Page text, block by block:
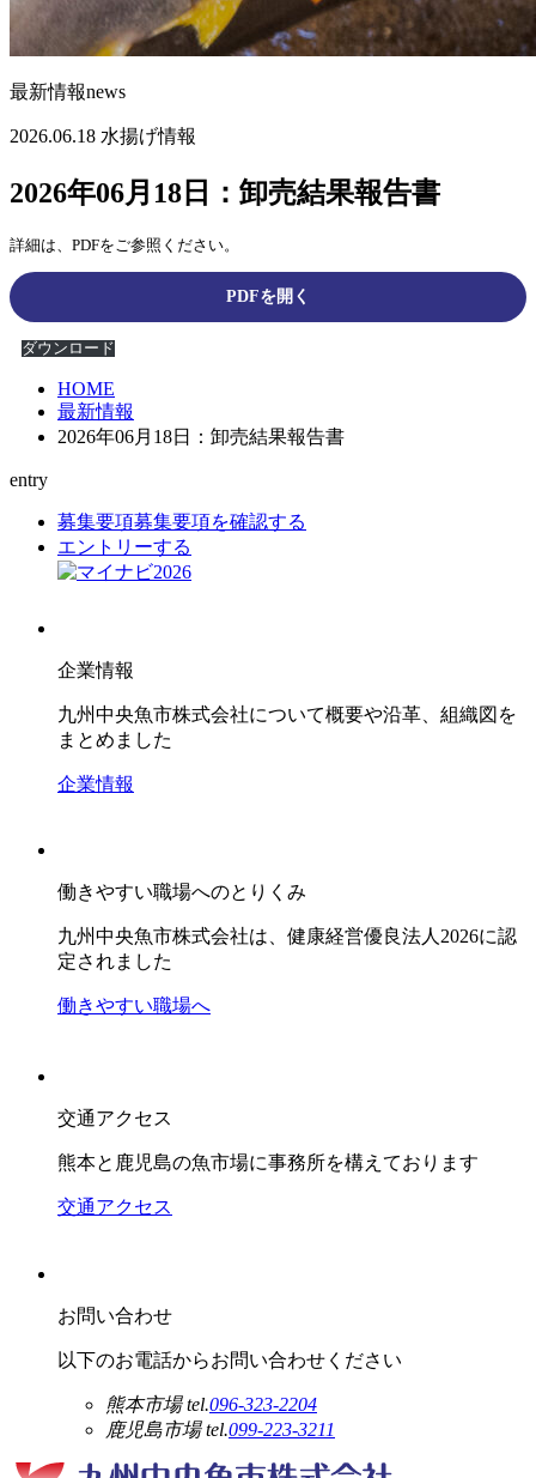
最新情報news
2026.06.18 水揚げ情報
2026年06月18日：卸売結果報告書
詳細は、PDFをご参照ください。
PDFを開く
ダウンロード
HOME
最新情報
2026年06月18日：卸売結果報告書
entry
募集要項募集要項を確認する
エントリーする
企業情報
九州中央魚市株式会社について概要や沿革、組織図を
まとめました
企業情報
働きやすい職場へのとりくみ
九州中央魚市株式会社は、健康経営優良法人2026に認
定されました
働きやすい職場へ
交通アクセス
熊本と鹿児島の魚市場に事務所を構えております
交通アクセス
お問い合わせ
以下のお電話からお問い合わせください
熊本市場 tel.096-323-2204
鹿児島市場 tel.099-223-3211